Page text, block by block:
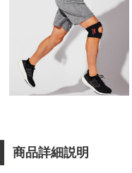
商品詳細説明